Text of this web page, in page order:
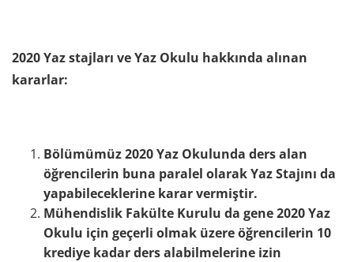
2020 Yaz stajları ve Yaz Okulu hakkında alınan
kararlar:
Bölümümüz 2020 Yaz Okulunda ders alan
öğrencilerin buna paralel olarak Yaz Stajını da
yapabileceklerine karar vermiştir.
Mühendislik Fakülte Kurulu da gene 2020 Yaz
Okulu için geçerli olmak üzere öğrencilerin 10
krediye kadar ders alabilmelerine izin